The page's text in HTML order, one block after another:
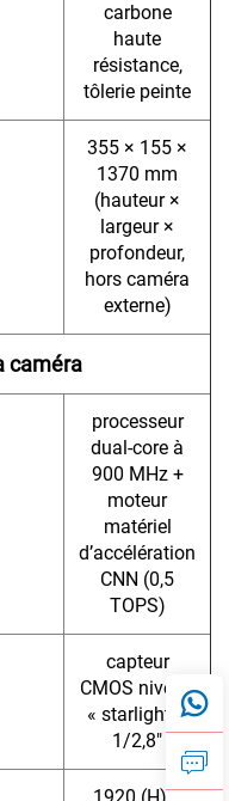
carbone
haute
résistance,
tôlerie peinte
355 × 155 ×
1370 mm
(hauteur ×
largeur ×
profondeur,
hors caméra
externe)
caméra
processeur
dual-core à
900 MHz +
moteur
matériel
d’accélération
CNN (0,5
TOPS)
capteur
CMOS niveau
« starlight »,
1/2,8"